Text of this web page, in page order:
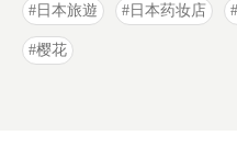
日本旅遊 日本药妆店
樱花